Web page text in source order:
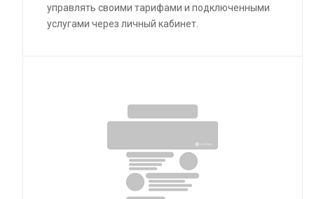
управлять своими тарифами и подключенными
услугами через личный кабинет.